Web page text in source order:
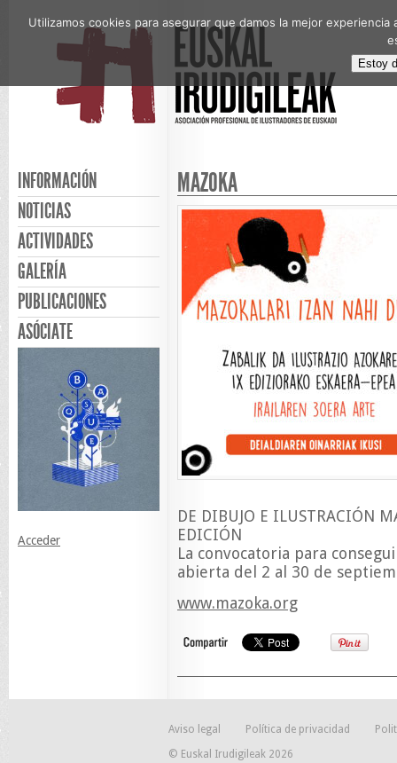
INFORMACIÓN
NOTICIAS
ACTIVIDADES
GALERÍA
PUBLICACIONES
ASÓCIATE
Acceder
MAZOKA
DE DIBUJO E ILUSTRACIÓN
EDICIÓN
La convocatoria para
abierta del 2 al 30 de
www.mazoka.org
Aviso legal Política de privacidad
© Euskal Irudigileak 2026
Utilizamos cookies para asegurar que damos la mejor
Estoy